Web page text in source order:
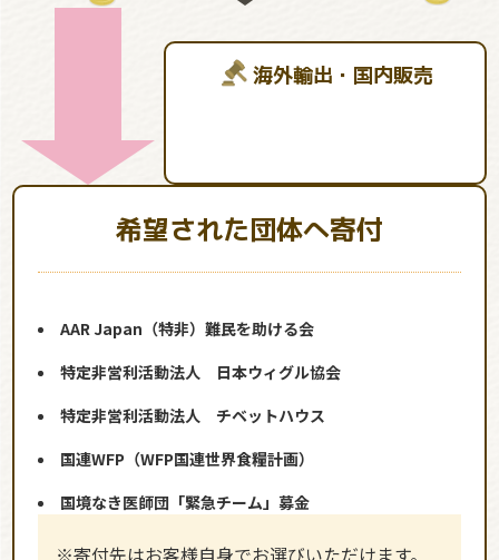
海外輸出・国内販売
希望された団体へ寄付
AAR Japan（特非）難民を助ける会
特定非営利活動法人 日本ウィグル協会
特定非営利活動法人 チベットハウス
国連WFP（WFP国連世界食糧計画）
国境なき医師団「緊急チーム」募金
※寄付先はお客様自身でお選びいただけます。